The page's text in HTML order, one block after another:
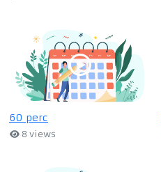
60 perc
8 views